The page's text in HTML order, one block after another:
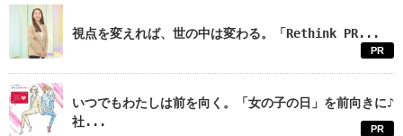
視点を変えれば、世の中は変わる。「Rethink PR...
PR
いつでもわたしは前を向く。「女の子の日」を前向きに♪
社...
PR